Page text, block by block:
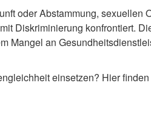
oder Abstammung, sexuellen
Diskriminierung konfrontiert.
Mangel an
einsetzen? Hier